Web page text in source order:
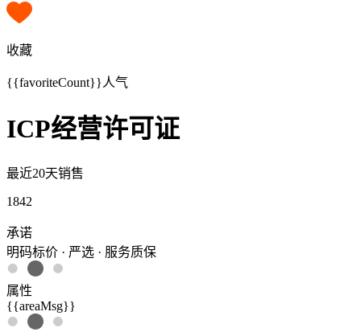
收藏
{{favoriteCount}}人气
ICP经营许可证
最近20天销售
1842
承诺
明码标价 · 严选 · 服务质保
属性
{{areaMsg}}